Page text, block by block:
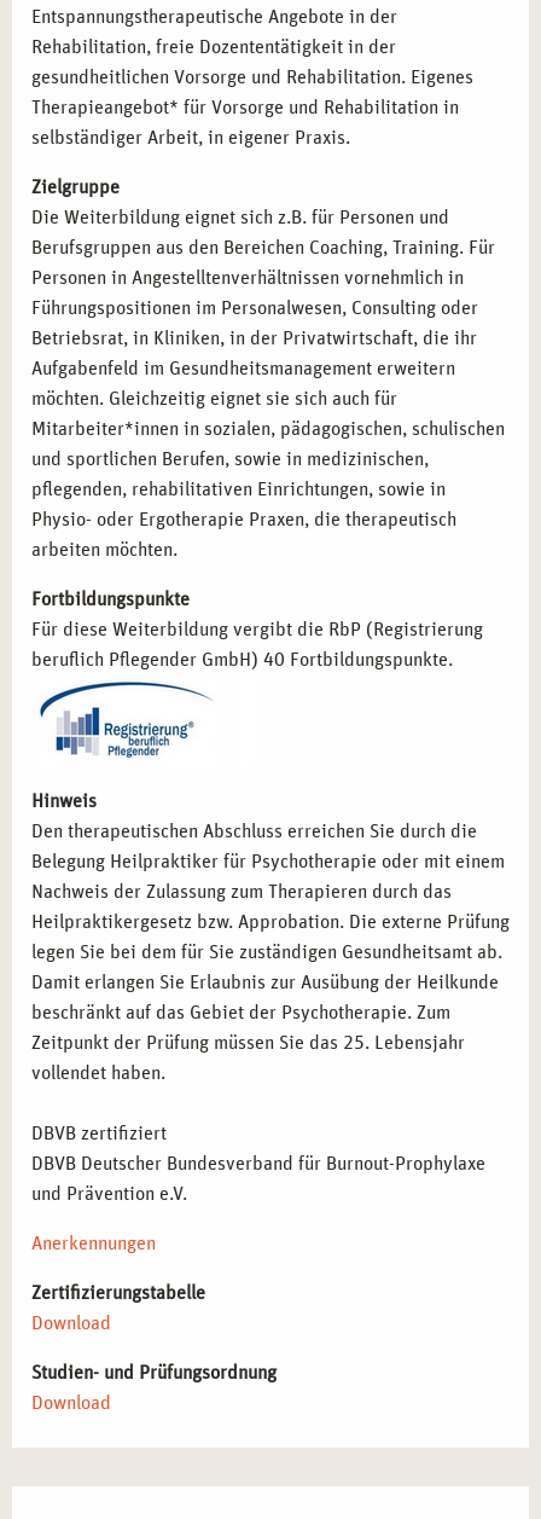
Entspannungstherapeutische Angebote in der
Rehabilitation, freie Dozententätigkeit in der
gesundheitlichen Vorsorge und Rehabilitation. Eigenes
Therapieangebot* für Vorsorge und Rehabilitation in
selbständiger Arbeit, in eigener Praxis.
Zielgruppe
Die Weiterbildung eignet sich z.B. für Personen und
Berufsgruppen aus den Bereichen Coaching, Training. Für
Personen in Angestelltenverhältnissen vornehmlich in
Führungspositionen im Personalwesen, Consulting oder
Betriebsrat, in Kliniken, in der Privatwirtschaft, die ihr
Aufgabenfeld im Gesundheitsmanagement erweitern
möchten. Gleichzeitig eignet sie sich auch für
Mitarbeiter*innen in sozialen, pädagogischen, schulischen
und sportlichen Berufen, sowie in medizinischen,
pflegenden, rehabilitativen Einrichtungen, sowie in
Physio- oder Ergotherapie Praxen, die therapeutisch
arbeiten möchten.
Fortbildungspunkte
Für diese Weiterbildung vergibt die RbP (Registrierung
beruflich Pflegender GmbH) 40 Fortbildungspunkte.
Hinweis
Den therapeutischen Abschluss erreichen Sie durch die
Belegung Heilpraktiker für Psychotherapie oder mit einem
Nachweis der Zulassung zum Therapieren durch das
Heilpraktikergesetz bzw. Approbation. Die externe Prüfung
legen Sie bei dem für Sie zuständigen Gesundheitsamt ab.
Damit erlangen Sie Erlaubnis zur Ausübung der Heilkunde
beschränkt auf das Gebiet der Psychotherapie. Zum
Zeitpunkt der Prüfung müssen Sie das 25. Lebensjahr
vollendet haben.
DBVB zertifiziert
DBVB Deutscher Bundesverband für Burnout-Prophylaxe
und Prävention e.V.
Anerkennungen
Zertifizierungstabelle
Download
Studien- und Prüfungsordnung
Download